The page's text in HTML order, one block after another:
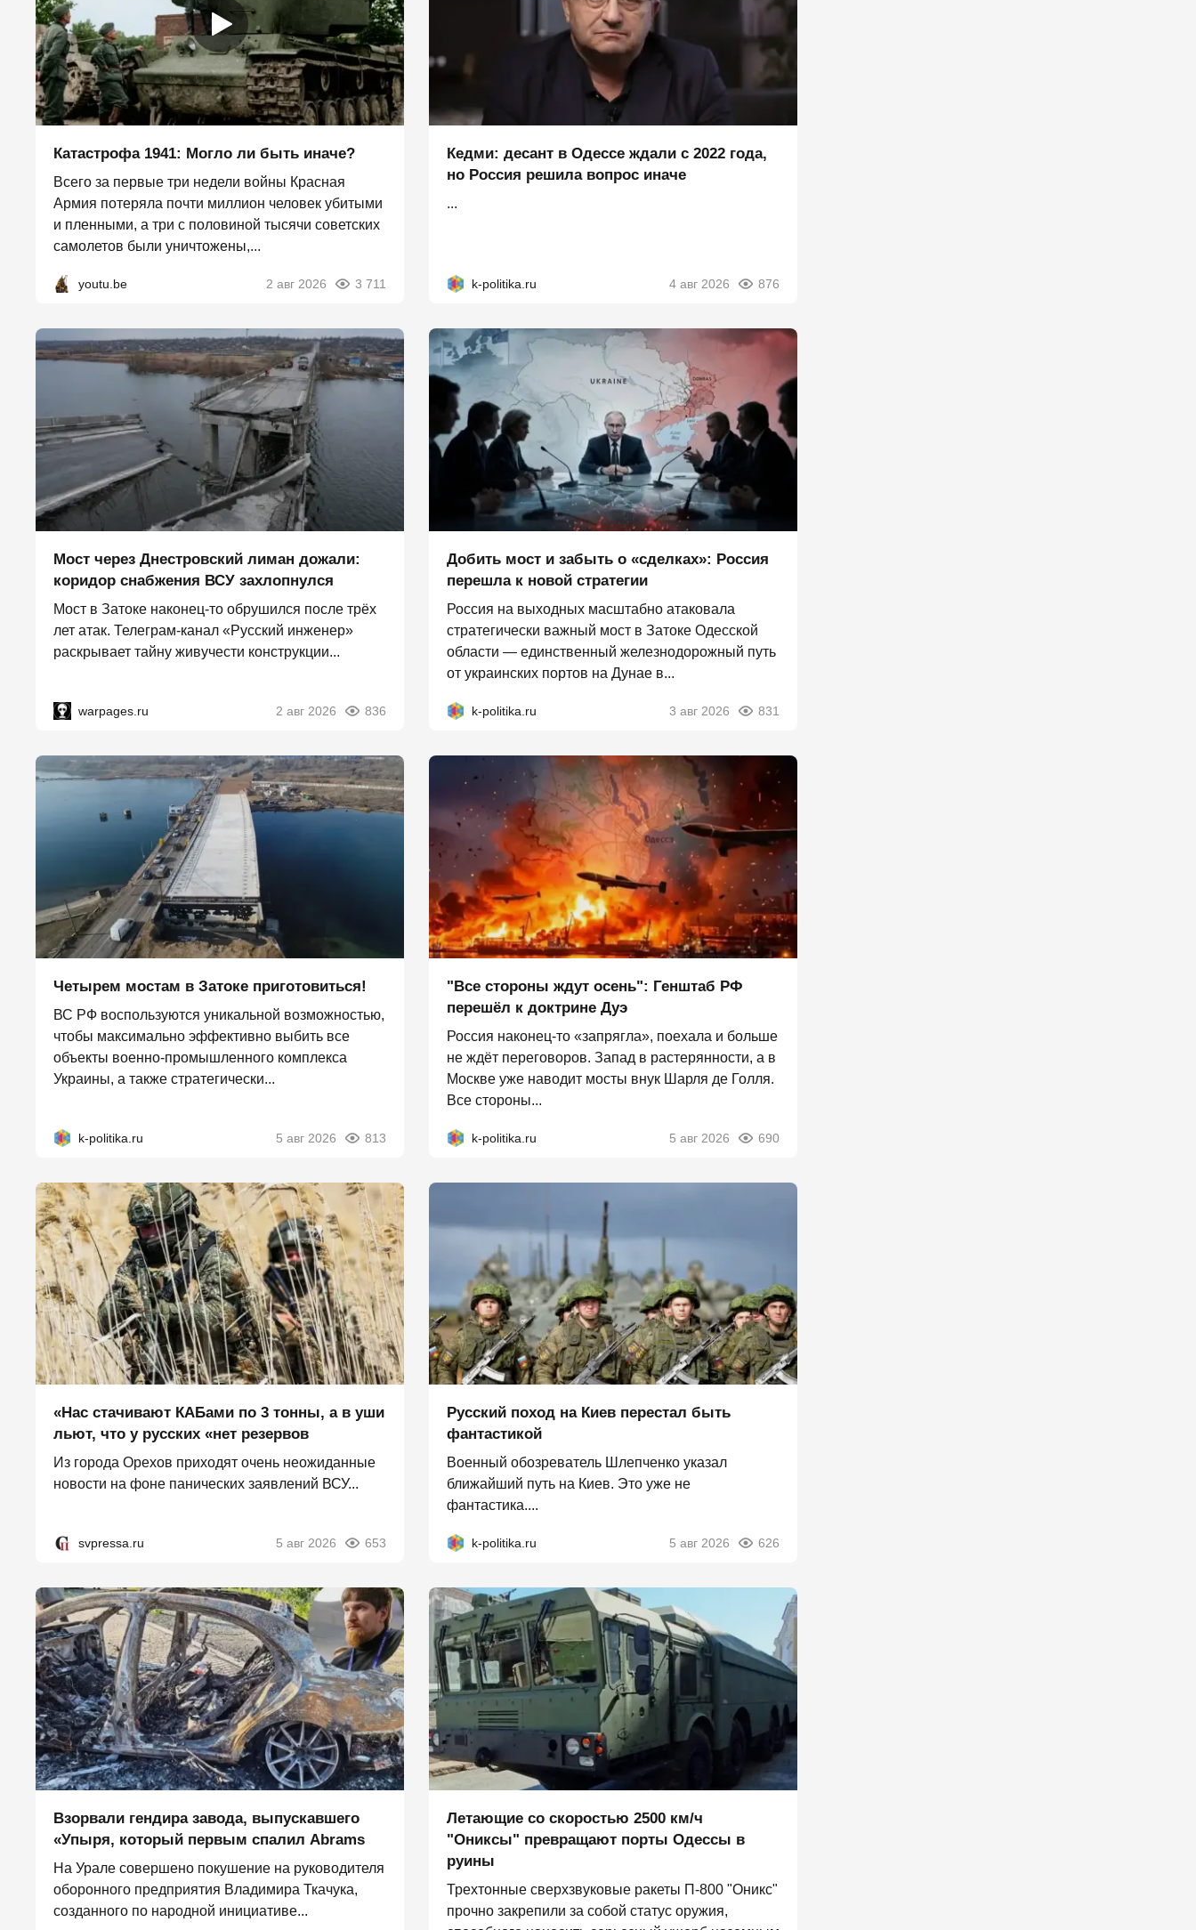
Катастрофа 1941: Могло ли быть иначе?
Всего за первые три недели войны Красная
Армия потеряла почти миллион человек убитыми
и пленными, а три с половиной тысячи советских
самолетов были уничтожены,...
youtu.be 2 авг 2026 3 711
Кедми: десант в Одессе ждали с 2022 года,
но Россия решила вопрос иначе
...
k-politika.ru 4 авг 2026 876
Мост через Днестровский лиман дожали:
коридор снабжения ВСУ захлопнулся
Мост в Затоке наконец-то обрушился после трёх
лет атак. Телеграм-канал «Русский инженер»
раскрывает тайну живучести конструкции...
warpages.ru 2 авг 2026 836
Добить мост и забыть о «сделках»: Россия
перешла к новой стратегии
Россия на выходных масштабно атаковала
стратегически важный мост в Затоке Одесской
области — единственный железнодорожный путь
от украинских портов на Дунае в...
k-politika.ru 3 авг 2026 831
Четырем мостам в Затоке приготовиться!
ВС РФ воспользуются уникальной возможностью,
чтобы максимально эффективно выбить все
объекты военно-промышленного комплекса
Украины, а также стратегически...
k-politika.ru 5 авг 2026 813
"Все стороны ждут осень": Генштаб РФ
перешёл к доктрине Дуэ
Россия наконец-то «запрягла», поехала и больше
не ждёт переговоров. Запад в растерянности, а в
Москве уже наводит мосты внук Шарля де Голля.
Все стороны...
k-politika.ru 5 авг 2026 690
«Нас стачивают КАБами по 3 тонны, а в уши
льют, что у русских «нет резервов
Из города Орехов приходят очень неожиданные
новости на фоне панических заявлений ВСУ...
svpressa.ru 5 авг 2026 653
Русский поход на Киев перестал быть
фантастикой
Военный обозреватель Шлепченко указал
ближайший путь на Киев. Это уже не
фантастика....
k-politika.ru 5 авг 2026 626
Взорвали гендира завода, выпускавшего
«Упыря, который первым спалил Abrams
На Урале совершено покушение на руководителя
оборонного предприятия Владимира Ткачука,
созданного по народной инициативе...
Летающие со скоростью 2500 км/ч
"Ониксы" превращают порты Одессы в
руины
Трехтонные сверхзвуковые ракеты П‑800 "Оникс"
прочно закрепили за собой статус оружия,